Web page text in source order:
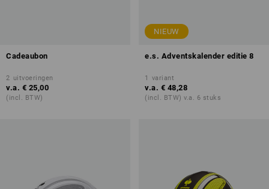
Cadeaubon
2 uitvoeringen
v.a. € 25,00
(incl. BTW)
NIEUW
e.s. Adventskalender editie 8
1 variant
v.a. € 48,28
(incl. BTW) v.a. 6 stuks